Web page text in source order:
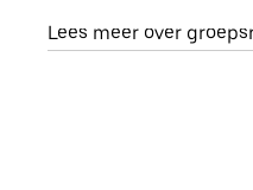
Lees meer over